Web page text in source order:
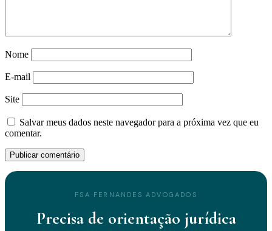
Nome
E-mail
Site
Salvar meus dados neste navegador para a próxima vez que eu
comentar.
FSA FERNANDES ADVOGADOS
Precisa de orientação jurídica